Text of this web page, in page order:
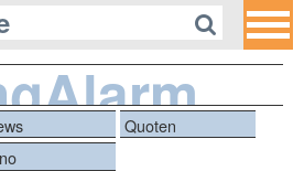
Quoten